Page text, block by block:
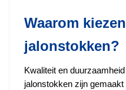
Waarom
jalonstokken?
Kwaliteit en
jalonstokken zijn